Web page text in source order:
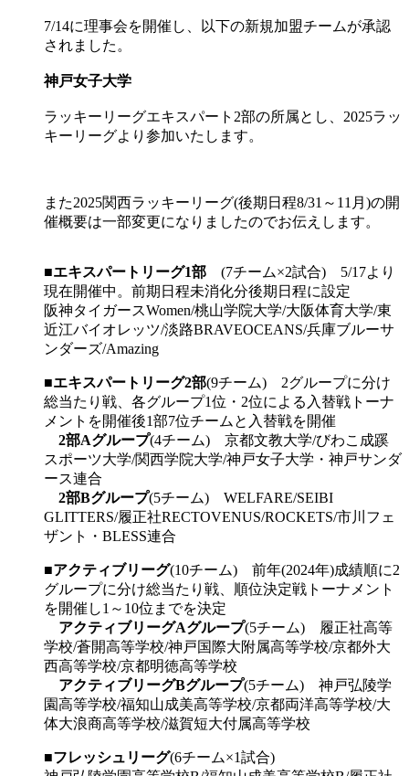
7/14に理事会を開催し、以下の新規加盟チームが承認
されました。
神戸女子大学
ラッキーリーグエキスパート2部の所属とし、2025ラッ
キーリーグより参加いたします。
また2025関西ラッキーリーグ(後期日程8/31～11月)の開
催概要は一部変更になりましたのでお伝えします。
■エキスパートリーグ1部 (7チーム×2試合) 5/17より
現在開催中。前期日程未消化分後期日程に設定
阪神タイガースWomen/桃山学院大学/大阪体育大学/東
近江バイオレッツ/淡路BRAVEOCEANS/兵庫ブルーサ
ンダーズ/Amazing
■エキスパートリーグ2部(9チーム) 2グループに分け
総当たり戦、各グループ1位・2位による入替戦トーナ
メントを開催後1部7位チームと入替戦を開催
2部Aグループ(4チーム) 京都文教大学/びわこ成蹊
スポーツ大学/関西学院大学/神戸女子大学・神戸サンダ
ース連合
2部Bグループ(5チーム) WELFARE/SEIBI
GLITTERS/履正社RECTOVENUS/ROCKETS/市川フェ
ザント・BLESS連合
■アクティブリーグ(10チーム) 前年(2024年)成績順に2
グループに分け総当たり戦、順位決定戦トーナメント
を開催し1～10位までを決定
アクティブリーグAグループ(5チーム) 履正社高等
学校/蒼開高等学校/神戸国際大附属高等学校/京都外大
西高等学校/京都明徳高等学校
アクティブリーグBグループ(5チーム) 神戸弘陵学
園高等学校/福知山成美高等学校/京都両洋高等学校/大
体大浪商高等学校/滋賀短大付属高等学校
■フレッシュリーグ(6チーム×1試合)